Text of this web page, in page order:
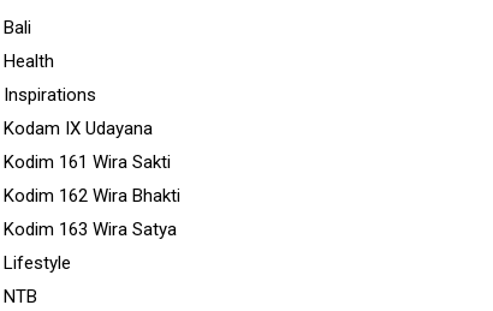
Bali
Health
Inspirations
Kodam IX Udayana
Kodim 161 Wira Sakti
Kodim 162 Wira Bhakti
Kodim 163 Wira Satya
Lifestyle
NTB